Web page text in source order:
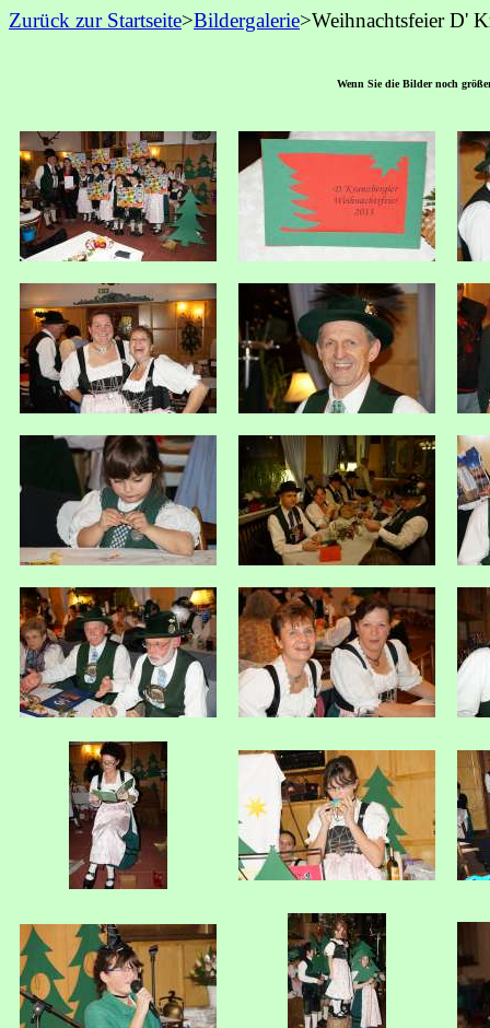
Zurück zur Startseite>Bildergalerie>WeihnachtsfeierD'
Wenn Sie die Bilder noch